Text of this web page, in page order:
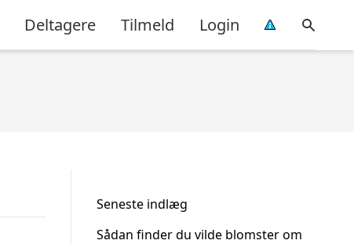
Deltagere Tilmeld Login
Seneste indlæg
Sådan finder du vilde blomster om